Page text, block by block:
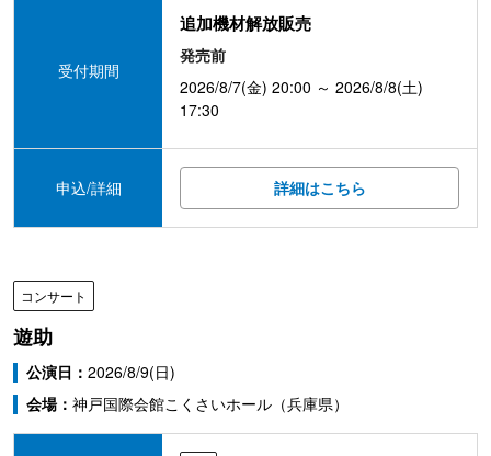
受付期間
追加機材解放販売
発売前
2026/8/7(金) 20:00 ～ 2026/8/8(土)
17:30
申込/詳細 詳細はこちら
コンサート
遊助
公演日： 2026/8/9(日)
会場： 神戸国際会館こくさいホール（兵庫県）